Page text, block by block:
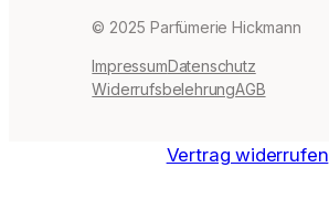
© 2025 Parfümerie Hickmann
ImpressumDatenschutz
WiderrufsbelehrungAGB
Vertrag widerrufen